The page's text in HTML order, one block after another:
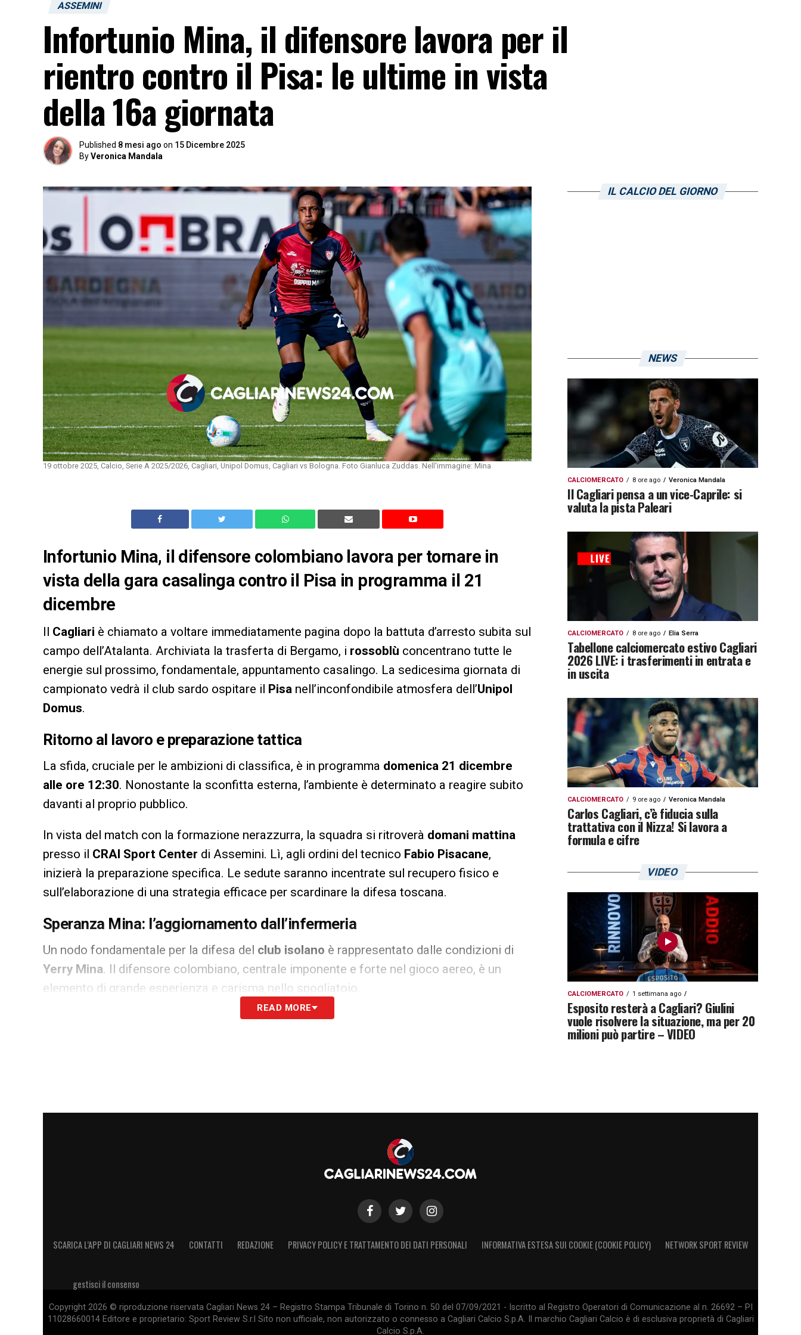
ASSEMINI
Infortunio Mina, il difensore lavora per il
rientro contro il Pisa: le ultime in vista
della 16a giornata
Published 8 mesi ago on 15 Dicembre 2025
ByVeronica Mandala
19 ottobre 2025, Calcio, Serie A 2025/2026, Cagliari, Unipol Domus, Cagliari vs Bologna. Foto Gianluca Zuddas. Nell'immagine: Mina
Infortunio Mina, il difensore colombiano lavora per tornare in
vista della gara casalinga contro il Pisa in programma il 21
dicembre
Il Cagliari è chiamato a voltare immediatamente pagina dopo la battuta d’arresto subita sul
campo dell’Atalanta. Archiviata la trasferta di Bergamo, i rossoblù concentrano tutte le
energie sul prossimo, fondamentale, appuntamento casalingo. La sedicesima giornata di
campionato vedrà il club sardo ospitare il Pisa nell’inconfondibile atmosfera dell’Unipol
Domus.
Ritorno al lavoro e preparazione tattica
La sfida, cruciale per le ambizioni di classifica, è in programma domenica 21 dicembre
alle ore 12:30. Nonostante la sconfitta esterna, l’ambiente è determinato a reagire subito
davanti al proprio pubblico.
In vista del match con la formazione nerazzurra, la squadra si ritroverà domani mattina
presso il CRAI Sport Center di Assemini. Lì, agli ordini del tecnico Fabio Pisacane,
inizierà la preparazione specifica. Le sedute saranno incentrate sul recupero fisico e
sull’elaborazione di una strategia efficace per scardinare la difesa toscana.
Speranza Mina: l’aggiornamento dall’infermeria
Un nodo fondamentale per la difesa del club isolano è rappresentato dalle condizioni di
Yerry Mina. Il difensore colombiano, centrale imponente e forte nel gioco aereo, è un
elemento di grande esperienza e carisma nello spogliatoio.
Il calciatore prosegue il suo percorso di recupero in seguito a una
READ MORE
IL CALCIO DEL GIORNO
NEWS
CALCIOMERCATO 8 ore ago Veronica Mandala
Il Cagliari pensa a un vice-Caprile: si
valuta la pista Paleari
CALCIOMERCATO 8 ore ago Elia Serra
Tabellone calciomercato estivo Cagliari
2026 LIVE: i trasferimenti in entrata e
in uscita
CALCIOMERCATO 9 ore ago Veronica Mandala
Carlos Cagliari, c’è fiducia sulla
trattativa con il Nizza! Si lavora a
formula e cifre
VIDEO
CALCIOMERCATO 1 settimana ago
Esposito resterà a Cagliari? Giulini
vuole risolvere la situazione, ma per 20
milioni può partire – VIDEO
SCARICA L’APP DI CAGLIARI NEWS 24 CONTATTI REDAZIONE PRIVACY POLICY E TRATTAMENTO DEI DATI PERSONALI INFORMATIVA ESTESA SUI COOKIE (COOKIE POLICY) NETWORK SPORT REVIEW
gestisci il consenso
Copyright 2026 © riproduzione riservata Cagliari News 24 – Registro Stampa Tribunale di Torino n. 50 del 07/09/2021 - Iscritto al Registro Operatori di Comunicazione al n. 26692 – PI
11028660014 Editore e proprietario: Sport Review S.r.l Sito non ufficiale, non autorizzato o connesso a Cagliari Calcio S.p.A. Il marchio Cagliari Calcio è di esclusiva proprietà di Cagliari
Calcio S.p.A.